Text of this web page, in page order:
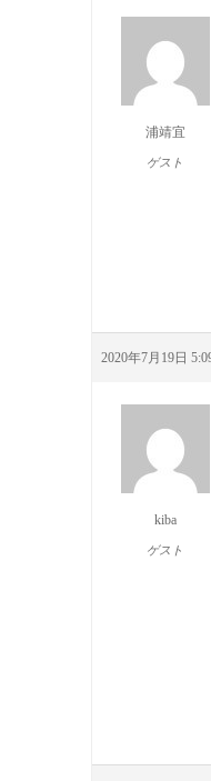
浦靖宜
ゲスト
2020年7月19日
kiba
ゲスト